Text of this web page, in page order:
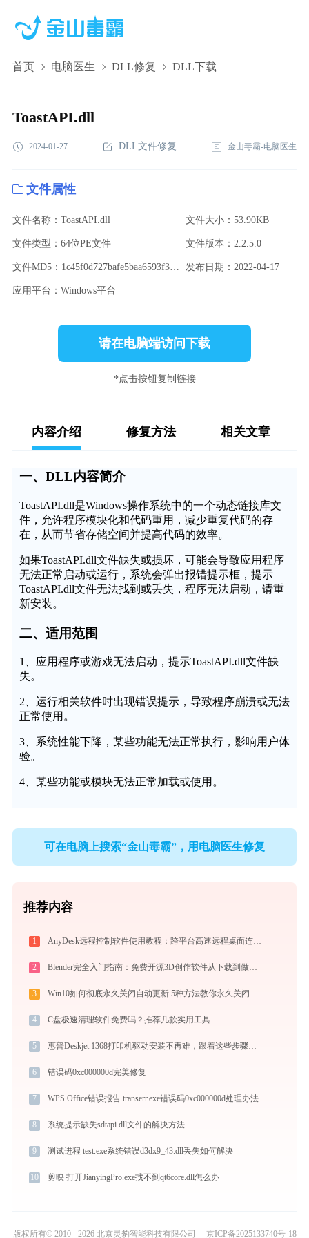
首页 电脑医生 DLL修复 DLL下载
ToastAPI.dll,ToastAPI.dll下载,ToastAPI.dll修复
ToastAPI.dll
2024-01-27 DLL文件修复 金山毒霸-电脑医生
文件属性
文件名称：ToastAPI.dll 文件大小：53.90KB
文件类型：64位PE文件 文件版本：2.2.5.0
文件MD5：1c45f0d727bafe5baa6593f3a3cdcae2 发布日期：2022-04-17
应用平台：Windows平台
请在电脑端访问下载
*点击按钮复制链接
内容介绍 修复方法 相关文章
一、DLL内容简介
ToastAPI.dll是Windows操作系统中的一个动态链接库文
件，允许程序模块化和代码重用，减少重复代码的存
在，从而节省存储空间并提高代码的效率。
如果ToastAPI.dll文件缺失或损坏，可能会导致应用程序
无法正常启动或运行，系统会弹出报错提示框，提示
ToastAPI.dll文件无法找到或丢失，程序无法启动，请重
新安装。
二、适用范围
1、应用程序或游戏无法启动，提示ToastAPI.dll文件缺
失。
2、运行相关软件时出现错误提示，导致程序崩溃或无法
正常使用。
3、系统性能下降，某些功能无法正常执行，影响用户体
验。
4、某些功能或模块无法正常加载或使用。
可在电脑上搜索“金山毒霸”，用电脑医生修复
推荐内容
1 AnyDesk远程控制软件使用教程：跨平台高速远程桌面连接完全指南
2 Blender完全入门指南：免费开源3D创作软件从下载到做出第一个作品（2026最新）
3 Win10如何彻底永久关闭自动更新 5种方法教你永久关闭win10自动更新
4 C盘极速清理软件免费吗？推荐几款实用工具
5 惠普Deskjet 1368打印机驱动安装不再难，跟着这些步骤一学就会
6 错误码0xc000000d完美修复
7 WPS Office错误报告 transerr.exe错误码0xc000000d处理办法
8 系统提示缺失sdtapi.dll文件的解决方法
9 测试进程 test.exe系统错误d3dx9_43.dll丢失如何解决
10 剪映 打开JianyingPro.exe找不到qt6core.dll怎么办
版权所有© 2010 - 2026 北京灵豹智能科技有限公司 京ICP备2025133740号-18